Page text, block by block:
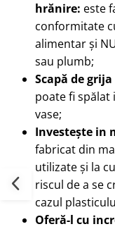
hrănire: este
conformitate
alimentar și
sau plumb;
Scapă de
poate fi spălat
vase;
Investește in
fabricat din
utilizate și la
riscul de a se
cazul
Oferă-l cu